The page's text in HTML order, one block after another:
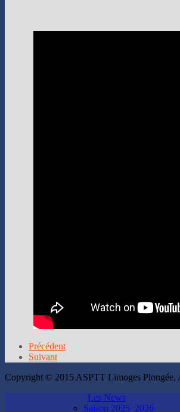
Précédent
Suivant
Copyright © 2015 ASPTT Limoges Plongée,
Les News
Saison 2025_2026